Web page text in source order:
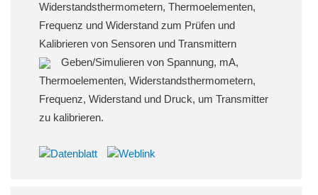
Widerstandsthermometern, Thermoelementen,
Frequenz und Widerstand zum Prüfen und
Kalibrieren von Sensoren und Transmittern
Geben/Simulieren von Spannung, mA,
Thermoelementen, Widerstandsthermometern,
Frequenz, Widerstand und Druck, um Transmitter
zu kalibrieren.